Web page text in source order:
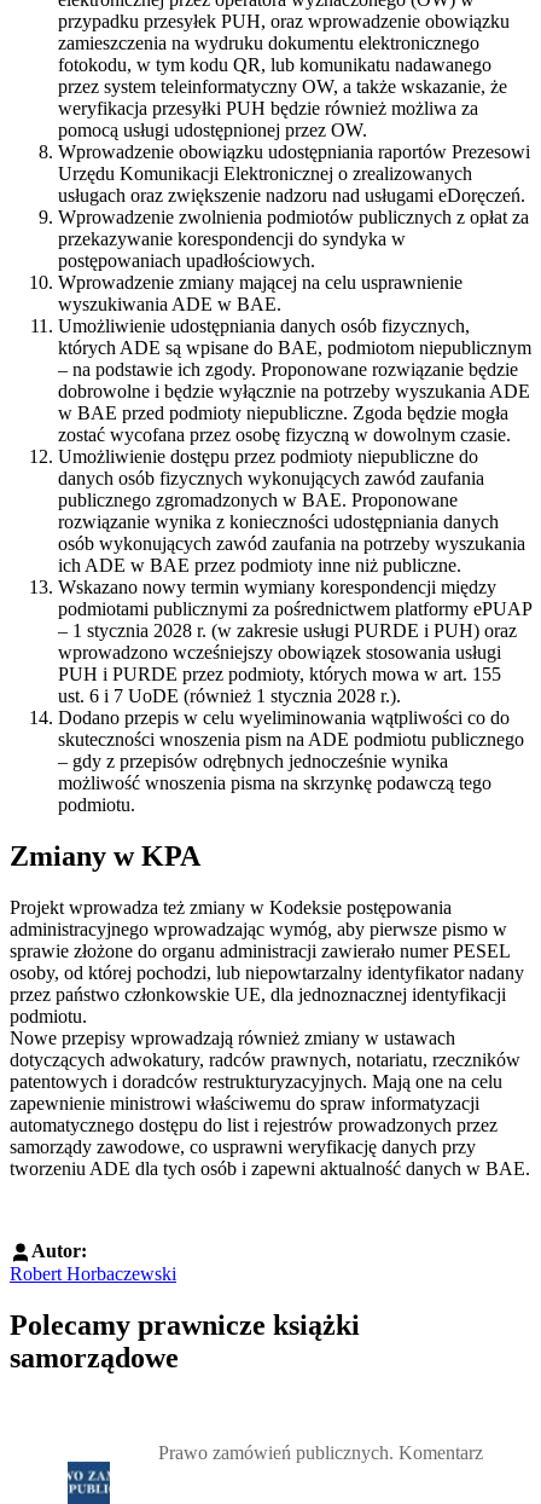
przypadku przesyłek PUH, oraz wprowadzenie obowiązku
zamieszczenia na wydruku dokumentu elektronicznego
fotokodu, w tym kodu QR, lub komunikatu nadawanego
przez system teleinformatyczny OW, a także wskazanie, że
weryfikacja przesyłki PUH będzie również możliwa za
pomocą usługi udostępnionej przez OW.
Wprowadzenie obowiązku udostępniania raportów Prezesowi
Urzędu Komunikacji Elektronicznej o zrealizowanych
usługach oraz zwiększenie nadzoru nad usługami eDoręczeń.
Wprowadzenie zwolnienia podmiotów publicznych z opłat za
przekazywanie korespondencji do syndyka w
postępowaniach upadłościowych.
Wprowadzenie zmiany mającej na celu usprawnienie
wyszukiwania ADE w BAE.
Umożliwienie udostępniania danych osób fizycznych,
których ADE są wpisane do BAE, podmiotom niepublicznym
– na podstawie ich zgody. Proponowane rozwiązanie będzie
dobrowolne i będzie wyłącznie na potrzeby wyszukania ADE
w BAE przed podmioty niepubliczne. Zgoda będzie mogła
zostać wycofana przez osobę fizyczną w dowolnym czasie.
Umożliwienie dostępu przez podmioty niepubliczne do
danych osób fizycznych wykonujących zawód zaufania
publicznego zgromadzonych w BAE. Proponowane
rozwiązanie wynika z konieczności udostępniania danych
osób wykonujących zawód zaufania na potrzeby wyszukania
ich ADE w BAE przez podmioty inne niż publiczne.
Wskazano nowy termin wymiany korespondencji między
podmiotami publicznymi za pośrednictwem platformy ePUAP
– 1 stycznia 2028 r. (w zakresie usługi PURDE i PUH) oraz
wprowadzono wcześniejszy obowiązek stosowania usługi
PUH i PURDE przez podmioty, których mowa w art. 155
ust. 6 i 7 UoDE (również 1 stycznia 2028 r.).
Dodano przepis w celu wyeliminowania wątpliwości co do
skuteczności wnoszenia pism na ADE podmiotu publicznego
– gdy z przepisów odrębnych jednocześnie wynika
możliwość wnoszenia pisma na skrzynkę podawczą tego
podmiotu.
Zmiany w KPA
Projekt wprowadza też zmiany w Kodeksie postępowania
administracyjnego wprowadzając wymóg, aby pierwsze pismo w
sprawie złożone do organu administracji zawierało numer PESEL
osoby, od której pochodzi, lub niepowtarzalny identyfikator nadany
przez państwo członkowskie UE, dla jednoznacznej identyfikacji
podmiotu.
Nowe przepisy wprowadzają również zmiany w ustawach
dotyczących adwokatury, radców prawnych, notariatu, rzeczników
patentowych i doradców restrukturyzacyjnych. Mają one na celu
zapewnienie ministrowi właściwemu do spraw informatyzacji
automatycznego dostępu do list i rejestrów prowadzonych przez
samorządy zawodowe, co usprawni weryfikację danych przy
tworzeniu ADE dla tych osób i zapewni aktualność danych w BAE.
Autor:
Robert Horbaczewski
Polecamy prawnicze książki
samorządowe
Prawo zamówień publicznych. Komentarz